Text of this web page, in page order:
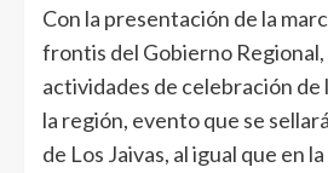
Con la presentación de la
frontis del Gobierno Regional,
actividades de celebración de
la región, evento que se
de Los Jaivas, al igual que en